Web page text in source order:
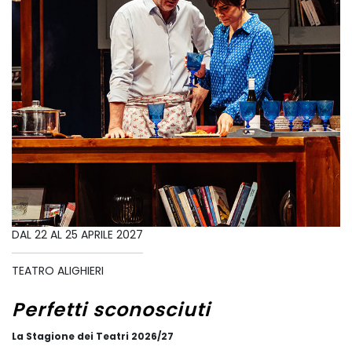
DAL 22 AL 25 APRILE 2027
TEATRO ALIGHIERI
Perfetti sconosciuti
La Stagione dei Teatri 2026/27